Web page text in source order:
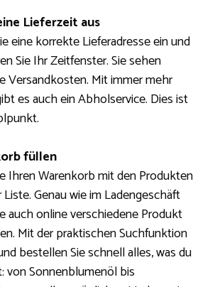
Lieferzeit aus
eine korrekte Lieferadresse ein und
Sie Ihr Zeitfenster. Sie sehen
Versandkosten. Mit immer mehr
es auch ein Abholservice. Dies ist
füllen
Ihren Warenkorb mit den Produkten
Genau wie im Ladengeschäft
auch online verschiedene Produkt
Mit der praktischen Suchfunktion
bestellen Sie schnell alles, was du
von Sonnenblumenöl bis